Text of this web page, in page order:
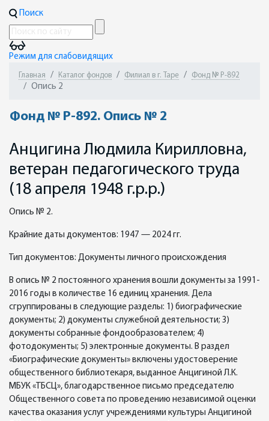
Поиск
Режим для слабовидящих
Главная Каталог фондов Филиал в г. Таре Фонд № Р-892
Опись 2
Фонд № Р-892. Опись № 2
Анцигина Людмила Кирилловна,
ветеран педагогического труда
(18 апреля 1948 г.р.р.)
Опись № 2.
Крайние даты документов: 1947 — 2024 гг.
Тип документов: Документы личного происхождения
В опись № 2 постоянного хранения вошли документы за 1991-
2016 годы в количестве 16 единиц хранения. Дела
сгруппированы в следующие разделы: 1) биографические
документы; 2) документы служебной деятельности; 3)
документы собранные фондообразователем; 4)
фотодокументы; 5) электронные документы. В раздел
«Биографические документы» включены удостоверение
общественного библиотекаря, выданное Анцигиной Л.К.
МБУК «ТБСЦ», благодарственное письмо председателю
Общественного совета по проведению независимой оценки
качества оказания услуг учреждениями культуры Анцигиной